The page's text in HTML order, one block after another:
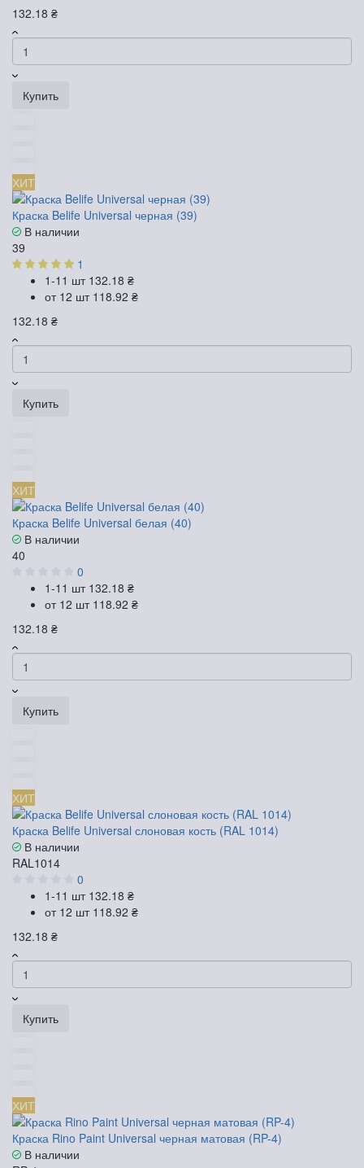
132.18 ₴
Купить
ХИТ
Краска Belife Universal черная (39)
В наличии
39
1
1-11 шт 132.18 ₴
от 12 шт 118.92 ₴
132.18 ₴
Купить
ХИТ
Краска Belife Universal белая (40)
В наличии
40
0
1-11 шт 132.18 ₴
от 12 шт 118.92 ₴
132.18 ₴
Купить
ХИТ
Краска Belife Universal слоновая кость (RAL 1014)
В наличии
RAL1014
0
1-11 шт 132.18 ₴
от 12 шт 118.92 ₴
132.18 ₴
Купить
ХИТ
Краска Rino Paint Universal черная матовая (RP-4)
В наличии